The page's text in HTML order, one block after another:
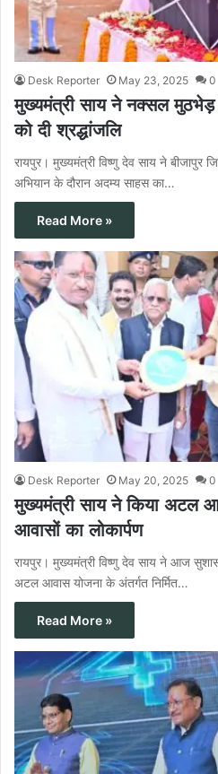
Desk Reporter May 23, 2025 0
मुख्यमंत्री साय ने नक्सल मुठभेड़
को दी श्रद्धांजलि
रायपुर। मुख्यमंत्री विष्णु देव साय ने बीजापुर
अभियान के दौरान अदम्य साहस का…
Read More »
Desk Reporter May 20, 2025 0
मुख्यमंत्री साय ने किया अटल
आवासों का लोकार्पण
रायपुर। मुख्यमंत्री विष्णु देव साय ने आज
अटल आवास योजना के अंतर्गत निर्मित…
Read More »